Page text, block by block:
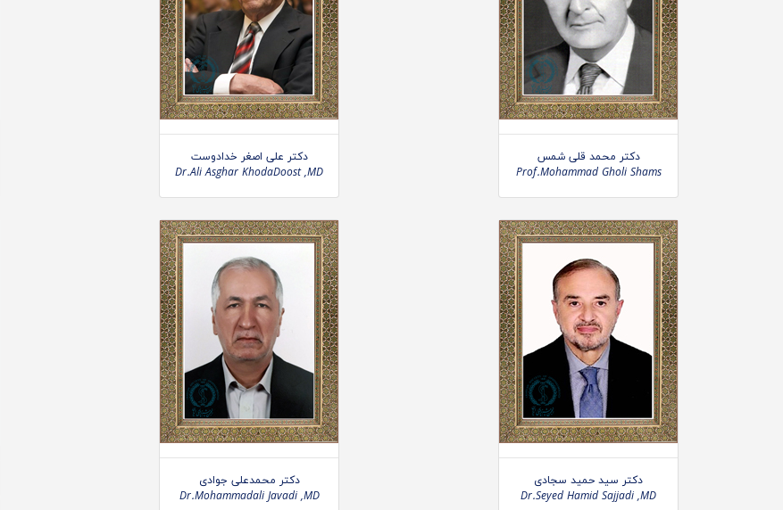
دکتر محمد قلی شمس
Prof.Mohammad Gholi Shams
دکتر علی اصغر خدادوست
Dr.Ali Asghar KhodaDoost ,MD
دکتر سید حمید سجادی
Dr.Seyed Hamid Sajjadi ,MD
دکتر محمدعلی جوادی
Dr.Mohammadali Javadi ,MD